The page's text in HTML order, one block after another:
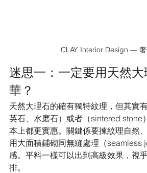
CLAY Interior Design —
迷思一：一定要用天然
華？
天然大理石的確有獨特紋理，但其實
英石、水磨石）或者（sintered stone
本上都更實惠。關鍵係要揀紋理自然
用大面積鋪砌同無縫處理（seamless
感。平料一樣可以出到高級效果，視
排。